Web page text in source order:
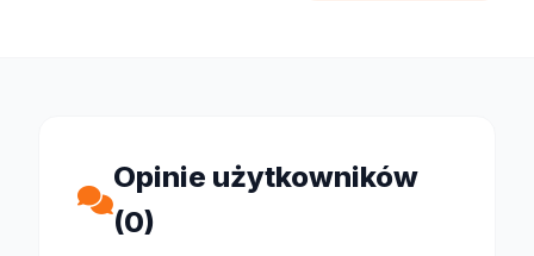
Opinie użytkowników
(0)